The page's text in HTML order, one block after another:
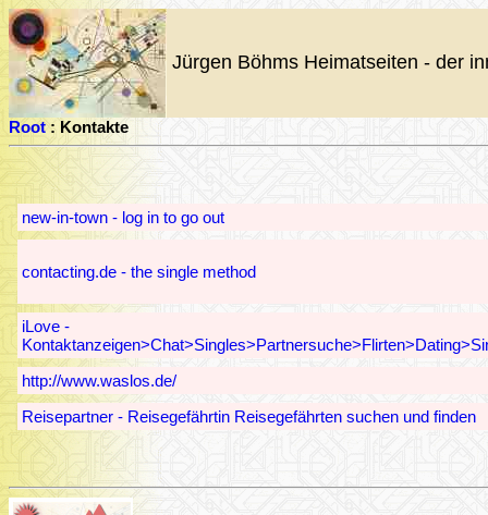
Jürgen Böhms Heimatseiten - der
Root: Kontakte
new-in-town - log in to go out
contacting.de - the single method
iLove -
http://www.waslos.de/
Reisepartner - Reisegefährtin Reisegefährten suchen und finden